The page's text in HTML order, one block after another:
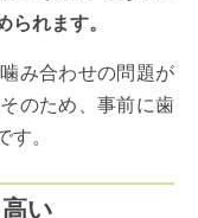
られます。
み合わせの問題が
のため、事前に歯
す。
い